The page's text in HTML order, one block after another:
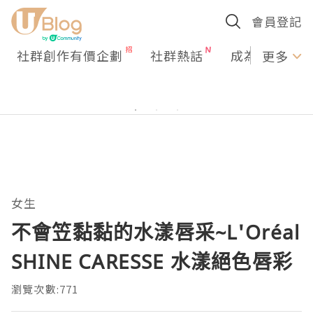
會員登記
社群創作有價企劃 社群熱話 成為U更多
女生
不會笠黏黏的水漾唇采~L'Oréal
SHINE CARESSE 水漾絕色唇彩
瀏覽次數:771